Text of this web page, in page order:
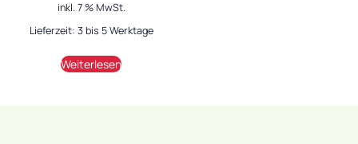
inkl. 7 % MwSt.
Lieferzeit: 3 bis 5 Werktage
Weiterlesen